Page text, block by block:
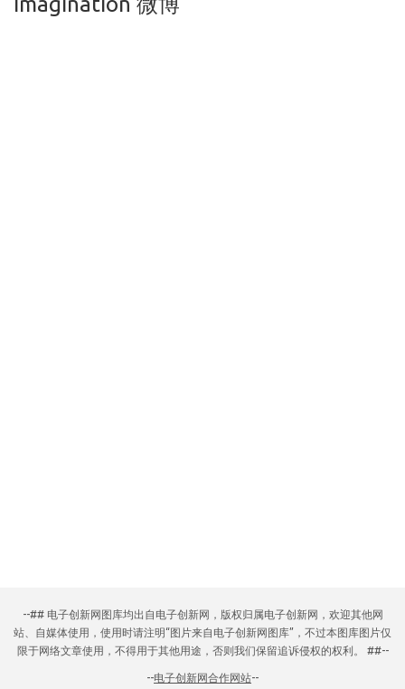
--## 电子创新网图库均出自电子创新网，版权归属电子创新网，欢迎其他网
站、自媒体使用，使用时请注明“图片来自电子创新网图库”，不过本图库图片仅
限于网络文章使用，不得用于其他用途，否则我们保留追诉侵权的权利。 ##--
--电子创新网合作网站--